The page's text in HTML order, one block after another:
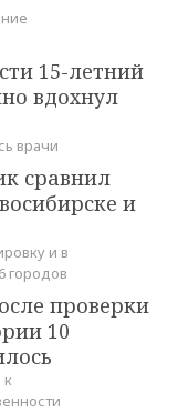
15-летний
вдохнул
врачи
сравнил
и
и в
городов
проверки
10